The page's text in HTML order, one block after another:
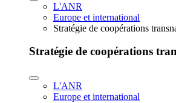
L'ANR
Europe et international
Stratégie de coopérations
Stratégie de coopérations
L'ANR
Europe et international